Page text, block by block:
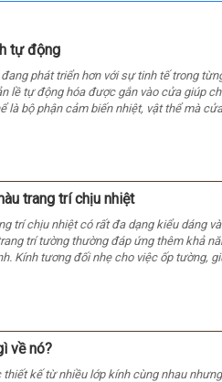
tự động
phát triển hơn với sự tinh tế trong
lề tự động hóa được gắn vào cửa giúp
là bộ phận cảm biến nhiệt, vật thể mà
trang trí chịu nhiệt
trí chịu nhiệt có rất đa dạng kiểu dáng
trí tường thường đáp ứng thêm khả
Kính tương đối nhẹ cho việc ốp tường,
về nó?
kế từ nhiều lớp kính cùng nhau